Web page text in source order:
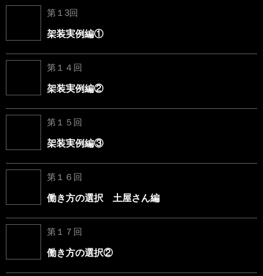
第１3回
架装実例編①
第１４回
架装実例編②
第１５回
架装実例編③
第１６回
働き方の選択 土屋さん編
第１７回
働き方の選択②